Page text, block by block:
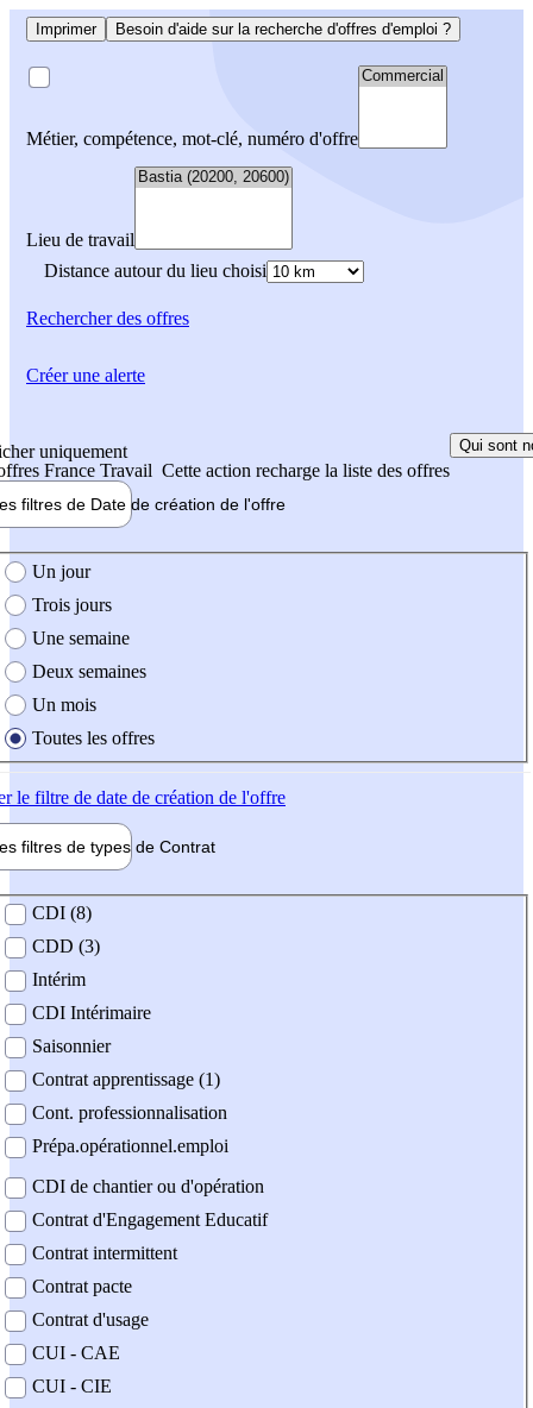
Imprimer Besoin d'aide sur la recherche d'offres d'emploi ?
Métier, compétence, mot-clé, numéro d'offre
Lieu de travail
Distance autour du lieu choisi
Rechercherdes offres
uniquement
France Travail Cette action recharge la liste des offres
Qui sont
filtres de Date de création de l'offre
création de l'offre
Un jour
Trois jours
Une semaine
Deux semaines
Un mois
Toutes les offres
le filtre de date de création de l'offre
filtres de types de Contrat
contrat
CDI (8)
CDD (3)
Intérim
CDI Intérimaire
Saisonnier
Contrat apprentissage (1)
Cont. professionnalisation
Prépa.opérationnel.emploi
CDI de chantier ou d'opération
Contrat d'Engagement Educatif
Contrat intermittent
Contrat pacte
Contrat d'usage
CUI - CAE
CUI - CIE
Créer une alerte